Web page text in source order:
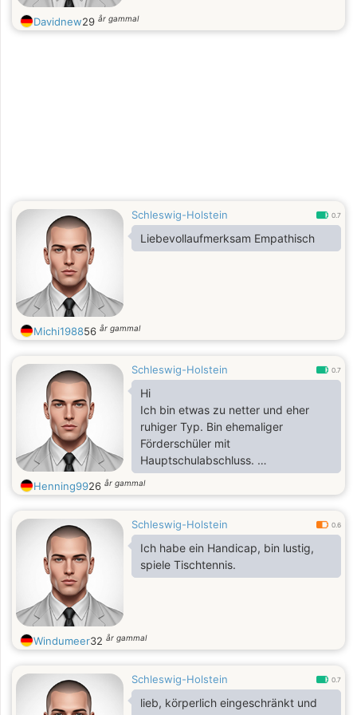
Davidnew29 år gammal
Schleswig-Holstein 0.7
Liebevollaufmerksam Empathisch
Michi198856 år gammal
Schleswig-Holstein 0.7
Hi
Ich bin etwas zu netter und eher
ruhiger Typ. Bin ehemaliger
Förderschüler mit
Hauptschulabschluss.
Was tolles zu unternehmen und
ausgehen würde ich gerne mit dir.
nichts muss
Henning9926 år gammal
Schleswig-Holstein 0.6
Ich habe ein Handicap, bin lustig,
spiele Tischtennis.
Windumeer32 år gammal
Schleswig-Holstein 0.7
lieb, körperlich eingeschränkt und